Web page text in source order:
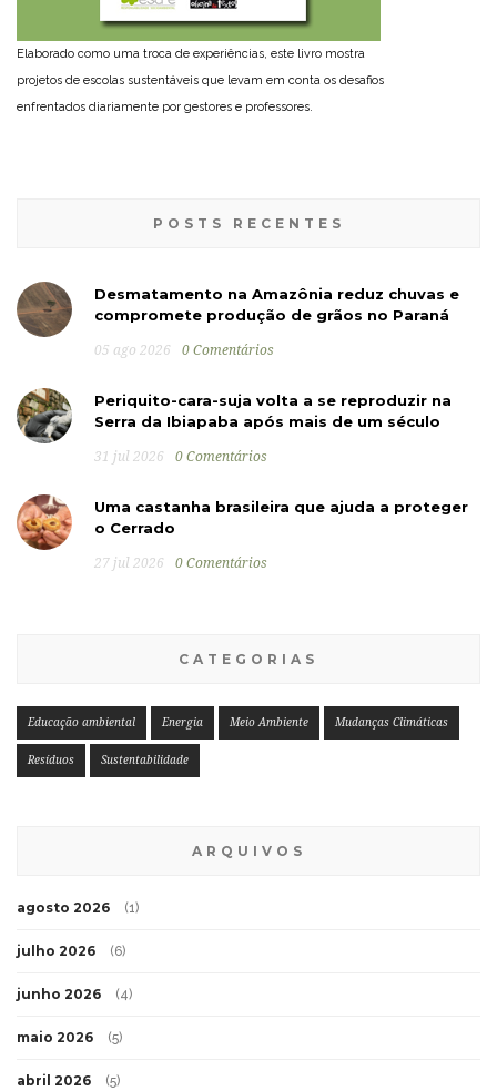
Elaborado como uma troca de experiências, este livro mostra
projetos de escolas sustentáveis que levam em conta os desafios
enfrentados diariamente por gestores e professores.
POSTS RECENTES
Desmatamento na Amazônia reduz chuvas e
compromete produção de grãos no Paraná
05 ago 2026 0 Comentários
Periquito-cara-suja volta a se reproduzir na
Serra da Ibiapaba após mais de um século
31 jul 2026 0 Comentários
Uma castanha brasileira que ajuda a proteger
o Cerrado
27 jul 2026 0 Comentários
CATEGORIAS
Educação ambiental Energia Meio Ambiente Mudanças Climáticas
Resíduos Sustentabilidade
ARQUIVOS
agosto 2026 (1)
julho 2026 (6)
junho 2026 (4)
maio 2026 (5)
abril 2026 (5)